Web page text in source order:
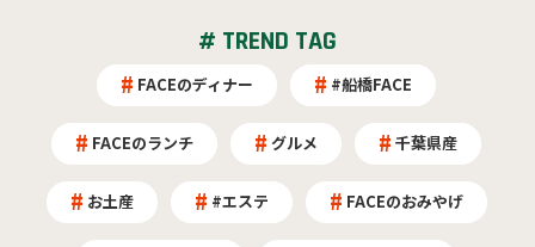
# TREND TAG
FACEのディナー #船橋FACE
FACEのランチ グルメ 千葉県産
お土産 #エステ FACEのおみやげ